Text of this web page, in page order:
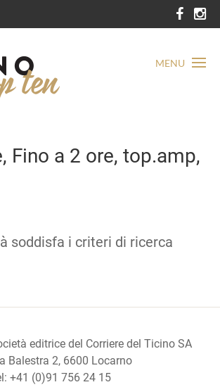
MENU
Fino a 2 ore, top.amp,
soddisfa i criteri di ricerca
editrice del Corriere del Ticino SA
Balestra 2, 6600 Locarno
+41 (0)91 756 24 15